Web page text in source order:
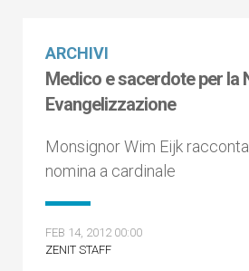
ARCHIVI
Medico e sacerdote per la
Evangelizzazione
Monsignor Wim Eijk
nomina a cardinale
FEB 14, 2012 00:00
ZENIT STAFF